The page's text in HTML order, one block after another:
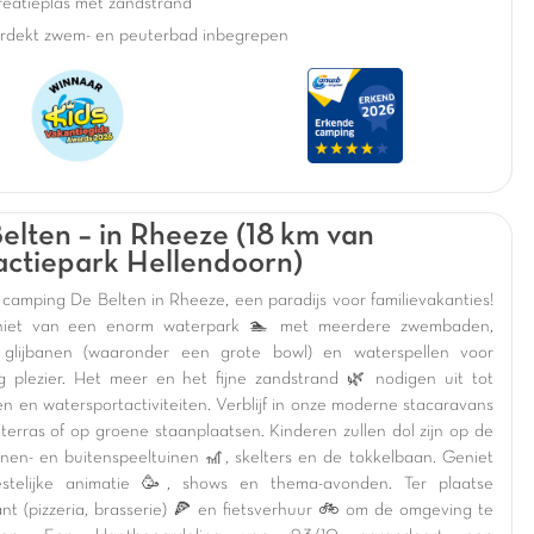
met zandstrand
zwem- en peuterbad inbegrepen
– in Rheeze (18 km van
Hellendoorn)
De Belten in Rheeze, een paradijs voor familievakanties!
van een enorm waterpark 🏊 met meerdere zwembaden,
glijbanen (waaronder een grote bowl) en waterspellen voor
plezier. Het meer en het fijne zandstrand 🌿 nodigen uit tot
en watersportactiviteiten. Verblijf in onze moderne stacaravans
of op groene staanplaatsen. Kinderen zullen dol zijn op de
en buitenspeeltuinen 🎢, skelters en de tokkelbaan. Geniet
animatie 🥳, shows en thema-avonden. Ter plaatse
(pizzeria, brasserie) 🍕 en fietsverhuur 🚲 om de omgeving te